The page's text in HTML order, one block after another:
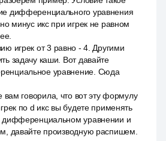
дифференциального уравнения
минус икс при игрек не равном
игрек от 3 равно - 4. Другими
задачу каши. Вот давайте
уравнение. Сюда
вам говорила, что вот эту формулу
по d икс вы будете применять
дифференциальном уравнении и
давайте производную распишем.